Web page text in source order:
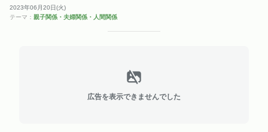
2023年06月20日(火)
テーマ： 親子関係・夫婦関係・人間関係
広告を表示できませんでした